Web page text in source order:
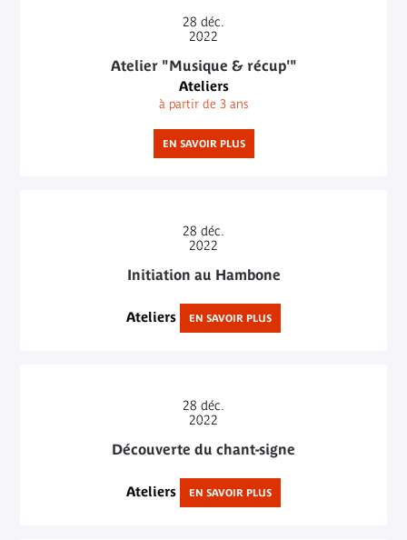
28 déc.
2022
Atelier "Musique & récup'"
Ateliers
à partir de 3 ans
EN SAVOIR PLUS
28 déc.
2022
Initiation au Hambone
Ateliers EN SAVOIR PLUS
28 déc.
2022
Découverte du chant-signe
Ateliers EN SAVOIR PLUS